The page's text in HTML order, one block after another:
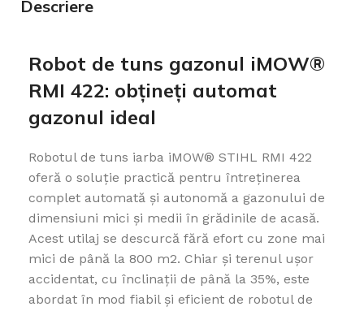
Descriere
Robot de tuns gazonul iMOW®
RMI 422: obțineți automat
gazonul ideal
Robotul de tuns iarba iMOW® STIHL RMI 422
oferă o soluție practică pentru întreținerea
complet automată și autonomă a gazonului de
dimensiuni mici și medii în grădinile de acasă.
Acest utilaj se descurcă fără efort cu zone mai
mici de până la 800 m2. Chiar și terenul ușor
accidentat, cu înclinații de până la 35%, este
abordat în mod fiabil și eficient de robotul de